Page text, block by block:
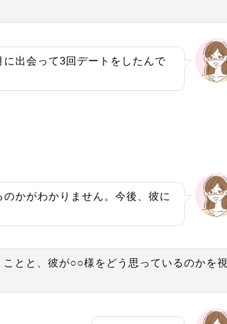
出会って3回デートをしたんで
かがわかりません。今後、彼に
とと、彼が○○様をどう思っているのかを視